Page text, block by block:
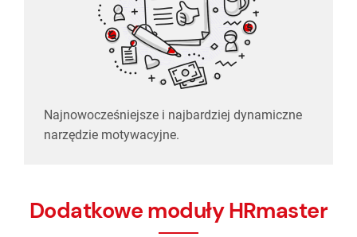
Najnowocześniejsze i najbardziej dynamiczne
narzędzie motywacyjne.
Dodatkowe moduły HRmaster